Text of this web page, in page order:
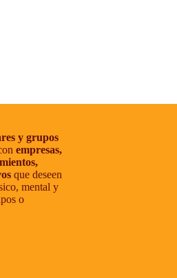
y grupos
empresas,
que deseen
mental y
o